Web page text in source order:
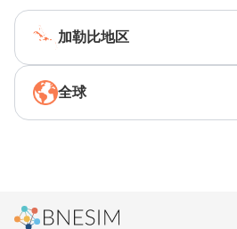
加勒比地区
全球